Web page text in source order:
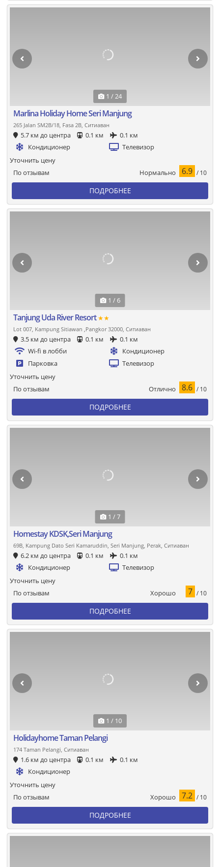
1 / 24
Marlina Holiday Home Seri Manjung
265 Jalan SM2B/18, Fasa 2B, Ситиаван
5.7 км до центра 0.1 км
0.1 км
Кондиционер
Телевизор
По отзывам Нормально 6.9 / 10
Уточнить цену
ПОДРОБНЕЕ
1 / 6
Tanjung Uda River Resort★★
Lot 007, Kampung Sitiawan ,Pangkor 32000, Ситиаван
3.5 км до центра 0.1 км
0.1 км
Wi-fi в лобби
Кондиционер
Парковка
Телевизор
По отзывам Отлично 8.6 / 10
Уточнить цену
ПОДРОБНЕЕ
1 / 7
Homestay KDSK,Seri Manjung
69B, Kampung Dato Seri Kamaruddin, Seri Manjung, Perak, Ситиаван
6.2 км до центра 0.1 км
0.1 км
Кондиционер
Телевизор
По отзывам Хорошо 7 / 10
Уточнить цену
ПОДРОБНЕЕ
1 / 10
Holidayhome Taman Pelangi
174 Taman Pelangi, Ситиаван
1.6 км до центра 0.1 км
0.1 км
Кондиционер
По отзывам Хорошо 7.2 / 10
Уточнить цену
ПОДРОБНЕЕ